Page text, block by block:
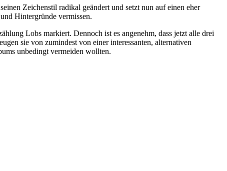
Zeichenstil radikal geändert und setzt nun auf einen eher
Hintergründe vermissen.
Lobs markiert. Dennoch ist es angenehm, dass jetzt alle drei
sie von zumindest von einer interessanten, alternativen
unbedingt vermeiden wollten.